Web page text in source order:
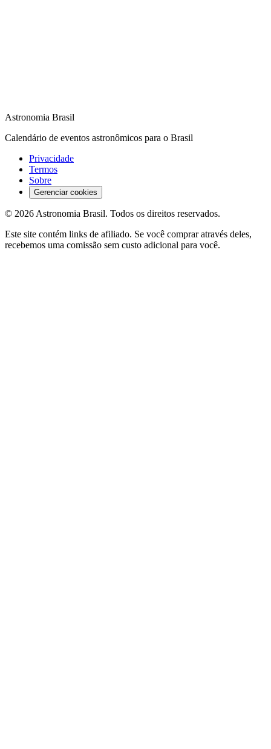
Astronomia Brasil
Calendário de eventos astronômicos para o Brasil
Privacidade
Termos
Sobre
Gerenciar cookies
© 2026 Astronomia Brasil. Todos os direitos reservados.
Este site contém links de afiliado. Se você comprar através deles,
recebemos uma comissão sem custo adicional para você.